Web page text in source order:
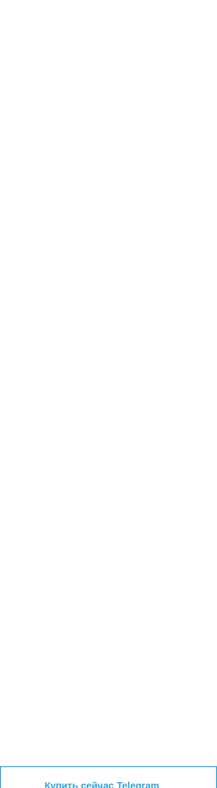
Купить сейчас Telegram